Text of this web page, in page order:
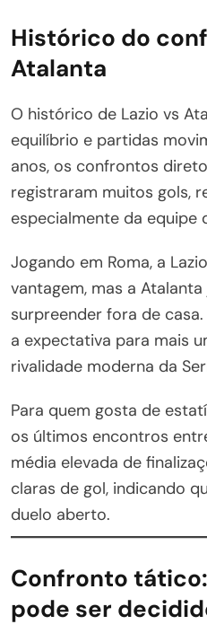
Histórico do
Atalanta
O histórico de Lazio vs
equilíbrio e partidas
anos, os confrontos
registraram muitos gols,
especialmente da equipe
Jogando em Roma, a
vantagem, mas a
surpreender fora de
a expectativa para mais
rivalidade moderna da
Para quem gosta de
os últimos encontros
média elevada de
claras de gol, indicando
duelo aberto.
Confronto
pode ser